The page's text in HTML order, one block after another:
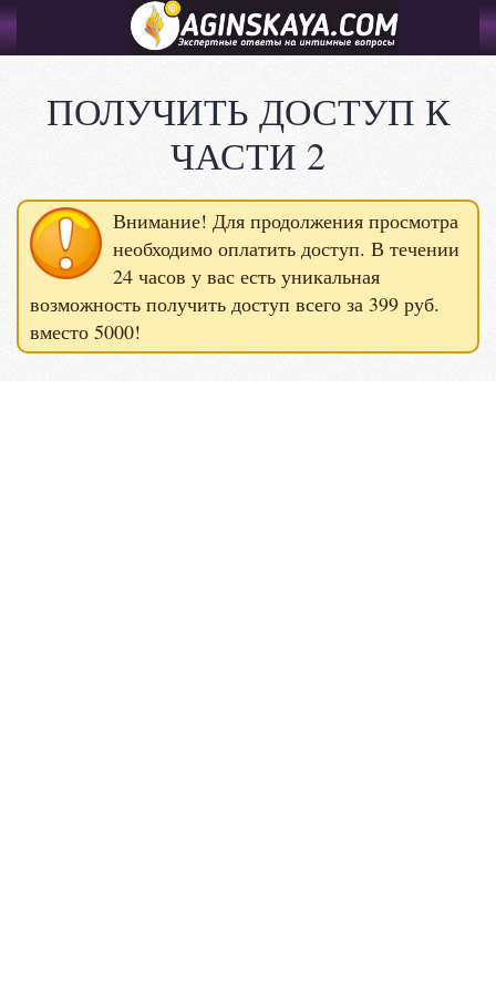
ПОЛУЧИТЬ ДОСТУП К
ЧАСТИ 2
Внимание! Для продолжения просмотра
необходимо оплатить доступ. В течении
24 часов у вас есть уникальная
возможность получить доступ всего за 399 руб.
вместо 5000!